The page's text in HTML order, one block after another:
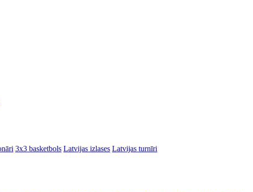
3x3 basketbols Latvijas izlases Latvijas turnīri